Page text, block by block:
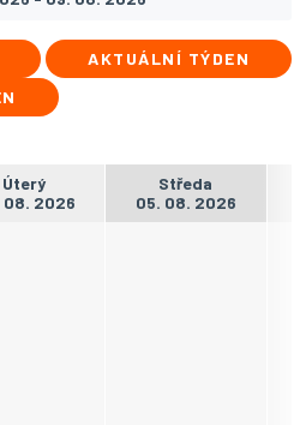
AKTUÁLNÍ TÝDEN
Úterý
08. 2026
Středa
05. 08. 2026